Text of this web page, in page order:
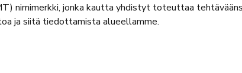
nimimerkki, jonka kautta yhdistyt toteuttaa
ja siitä tiedottamista alueellamme.